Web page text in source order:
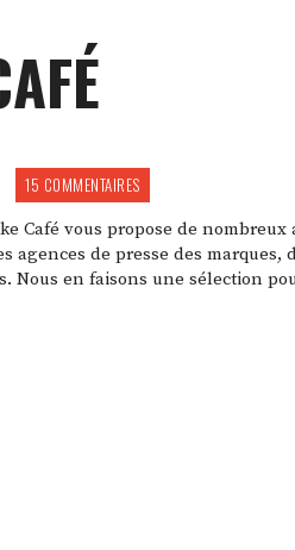
15 COMMENTAIRES
Café vous propose de
agences de presse des marques,
Nous en faisons une sélection